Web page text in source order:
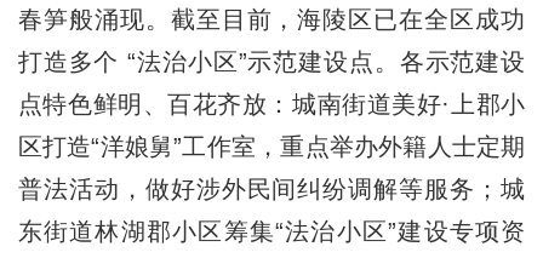
春笋般涌现。截至目前，海陵区已在全区成功
打造多个 “法治小区”示范建设点。各示范建设
点特色鲜明、百花齐放：城南街道美好·上郡小
区打造“洋娘舅”工作室，重点举办外籍人士定期
普法活动，做好涉外民间纠纷调解等服务；城
东街道林湖郡小区筹集“法治小区”建设专项资